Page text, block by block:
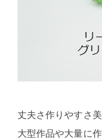
丈夫さ作りやすさ
大型作品や大量に